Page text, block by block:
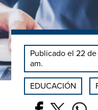
Publicado el 22
am.
EDUCACIÓN